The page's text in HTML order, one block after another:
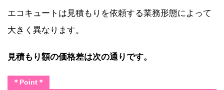
エコキュートは見積もりを依頼する業務形態によって
大きく異なります。
見積もり額の価格差は次の通りです。
＊Point＊